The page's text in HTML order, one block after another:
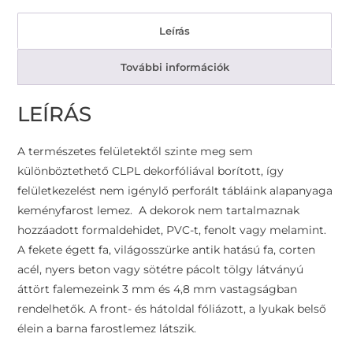
Leírás
További információk
LEÍRÁS
A természetes felületektől szinte meg sem
különböztethető CLPL dekorfóliával borított, így
felületkezelést nem igénylő perforált tábláink alapanyaga
keményfarost lemez. A dekorok nem tartalmaznak
hozzáadott formaldehidet, PVC-t, fenolt vagy melamint.
A fekete égett fa, világosszürke antik hatású fa, corten
acél, nyers beton vagy sötétre pácolt tölgy látványú
áttört falemezeink 3 mm és 4,8 mm vastagságban
rendelhetők. A front- és hátoldal fóliázott, a lyukak belső
élein a barna farostlemez látszik.